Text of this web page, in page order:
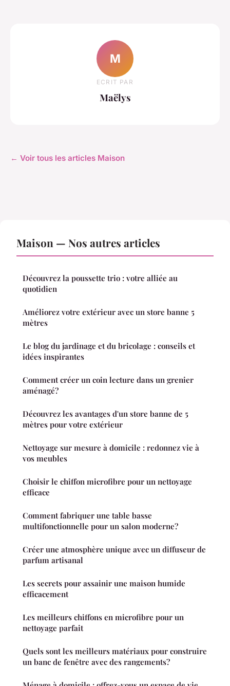
M
ECRIT PAR
Maëlys
← Voir tous les articles Maison
Maison — Nos autres articles
Découvrez la poussette trio : votre alliée au
quotidien
Améliorez votre extérieur avec un store banne 5
mètres
Le blog du jardinage et du bricolage : conseils et
idées inspirantes
Comment créer un coin lecture dans un grenier
aménagé?
Découvrez les avantages d'un store banne de 5
mètres pour votre extérieur
Nettoyage sur mesure à domicile : redonnez vie à
vos meubles
Choisir le chiffon microfibre pour un nettoyage
efficace
Comment fabriquer une table basse
multifonctionnelle pour un salon moderne?
Créer une atmosphère unique avec un diffuseur de
parfum artisanal
Les secrets pour assainir une maison humide
efficacement
Les meilleurs chiffons en microfibre pour un
nettoyage parfait
Quels sont les meilleurs matériaux pour construire
un banc de fenêtre avec des rangements?